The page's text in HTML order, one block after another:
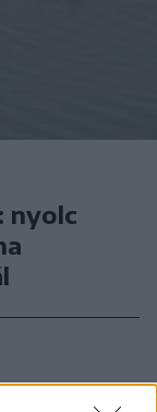
nyolc